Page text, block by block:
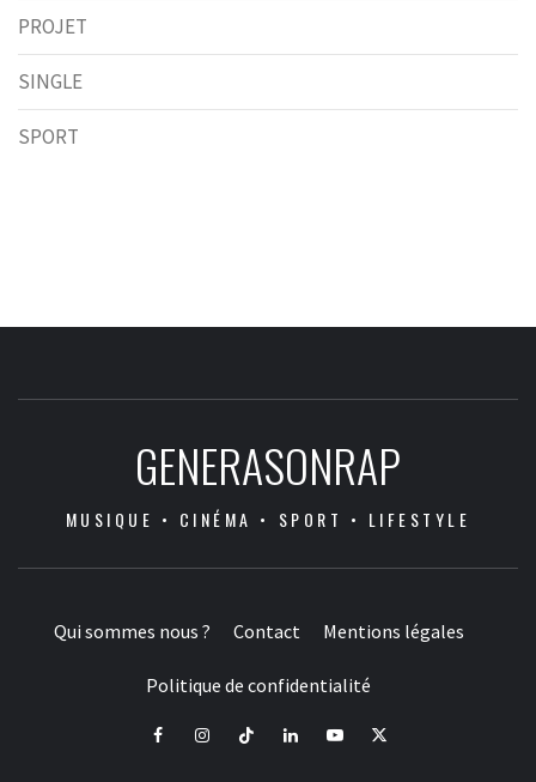
PROJET
SINGLE
SPORT
GENERASONRAP
MUSIQUE • CINÉMA • SPORT • LIFESTYLE
Qui sommes nous ? Contact Mentions légales
Politique de confidentialité
FacebookInstagramTiktok LinkedInYoutube
X